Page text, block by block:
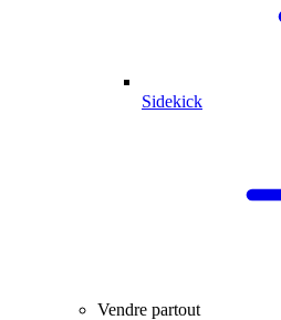
Sidekick
Vendre partout